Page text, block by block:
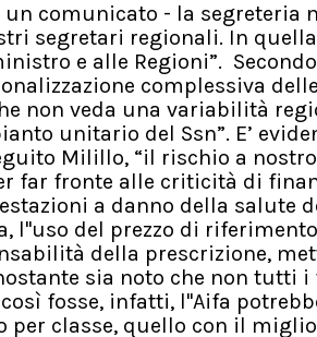
comunicato - la segreteria
segretari regionali. In
e alle Regioni”.
complessiva
non veda una variabilità
unitario del Ssn”. E’
Milillo, “il rischio a
far fronte alle criticità di
a danno della salute
l''uso del prezzo di
della prescrizione,
sia noto che non tutti
fosse, infatti, l''Aifa
classe, quello con il